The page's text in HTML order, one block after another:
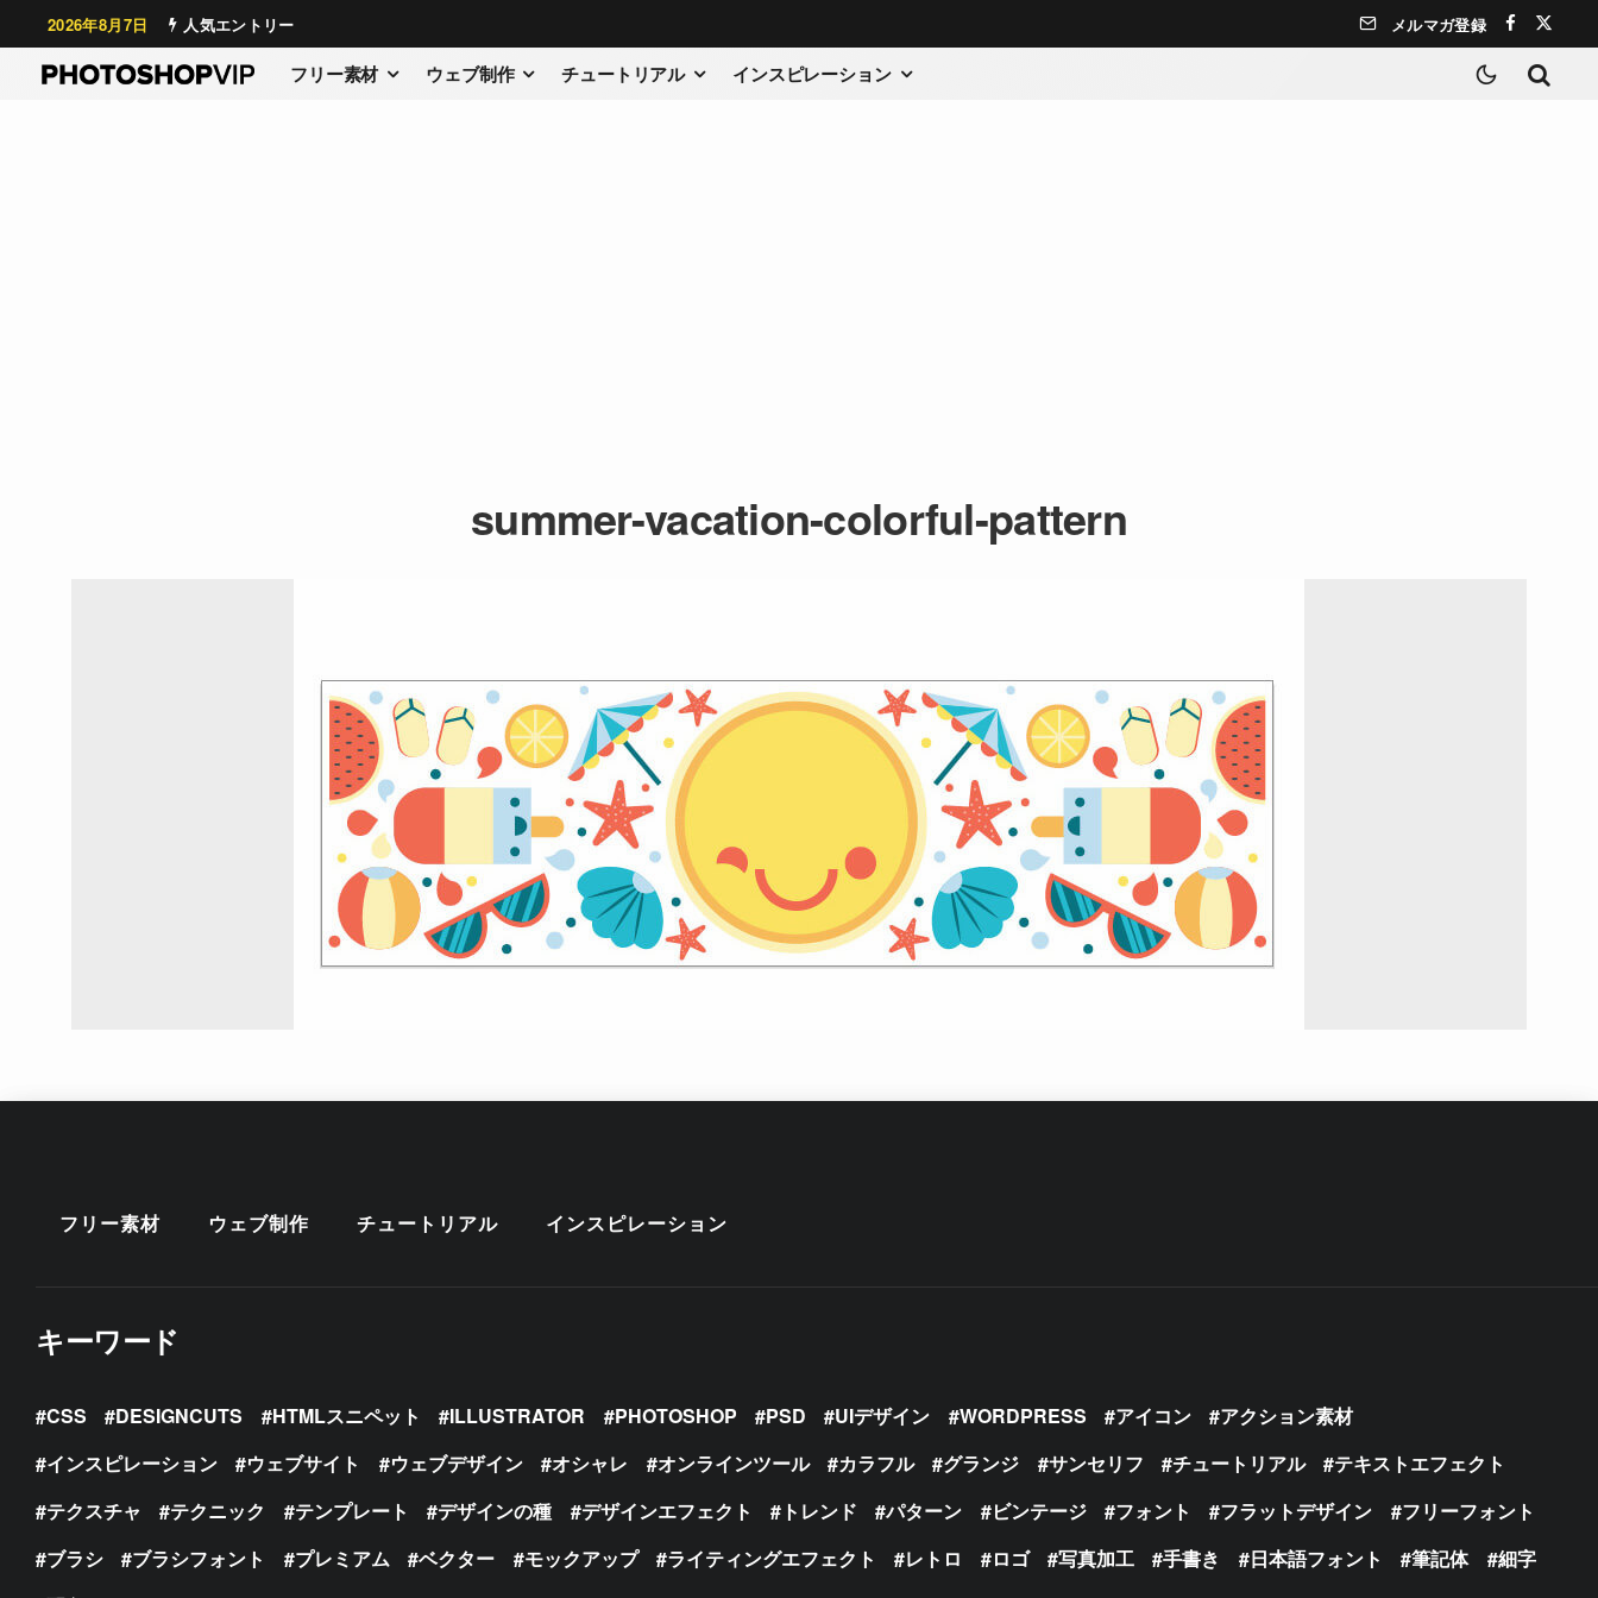
2026年8月7日 人気エントリー メルマガ登録
フリー素材 ウェブ制作 チュートリアル インスピレーション
summer-vacation-colorful-pattern
フリー素材 ウェブ制作 チュートリアル インスピレーション
キーワード
CSS DESIGNCUTS HTMLスニペット ILLUSTRATOR PHOTOSHOP PSD UIデザイン WORDPRESS アイコン
アクション素材
インスピレーション
ウェブサイト ウェブデザイン オシャレ オンラインツール カラフル グランジ サンセリフ チュートリアル
テキストエフェクト
テクスチャ
テクニック テンプレート デザインの種 デザインエフェクト トレンド パターン ビンテージ フォント フラットデザイン
フリーフォント
ブラシ
ブラシフォント プレミアム ベクター モックアップ ライティングエフェクト レトロ ロゴ 写真加工 手書き 日本語フォント 筆記体
細字